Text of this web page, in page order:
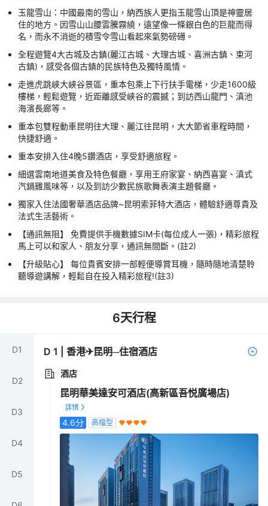
玉龍雪山：中國最南的雪山，納西族人更指玉龍雪山頂是神靈居
住的地方。因雪山山腰雲騰霧繞，遠望像一條銀白色的巨龍而得
名，而永不消逝的積雪令雪山看起來氣勢磅礡。
全程遊覽4大古城及古鎮(麗江古城、大理古城、喜洲古鎮、束河
古鎮)，感受各個古鎮的民族特色及獨特風情。
走進虎跳峽大峽谷景區，重本包乘上下行扶手電梯，少走1600級
樓梯，輕鬆遊覽，近距離感受峽谷的震撼；到訪西山龍門、滇池
海濱長廊等。
重本包雙程動車昆明往大理、麗江往昆明，大大節省車程時間，
快捷舒適。
重本安排入住4晚5鑽酒店，享受舒適旅程。
細選雲南地道美食及特色餐廳，享用王府家宴、納西喜宴、滇式
汽鍋雞風味等，以及到訪少數民族歌舞表演主題餐廳。
獨家入住法國奢華酒店品牌~昆明索菲特大酒店，體驗舒適尊貴及
法式生活藝術。
【通訊無阻】 免費提供手機數據SIM卡(每位成人一張)，精彩旅程
馬上可以和家人、朋友分享，通訊無間斷。(註2)
【升級貼心】 每位貴賓安排一部輕便導賞耳機，隨時隨地清楚聆
聽導遊講解，輕鬆自在投入精彩旅程!(註3)
6天行程
D1
D2
D3
D4
D5
D1 |香港✈昆明─住宿酒店
酒店
昆明華美達安可酒店(高新區吾悦廣場店)
4.6分 高檔型